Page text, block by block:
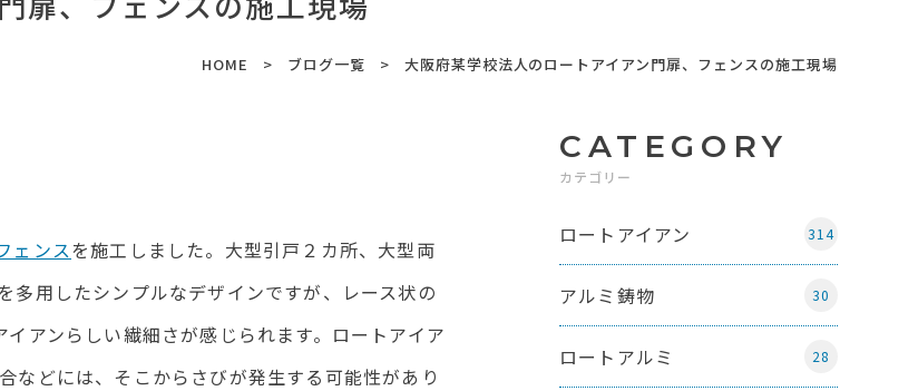
HOME ブログ一覧 大阪府某学校法人のロートアイアン門扉、フェンスの施工現場
ェンスを施工しました。大型引戸２カ所、大型両
多用したシンプルなデザインですが、レース状の
アンらしい繊細さが感じられます。ロートアイア
などには、そこからさびが発生する可能性があり
CATEGORY
カテゴリー
ロートアイアン 314
アルミ鋳物 30
ロートアルミ 28